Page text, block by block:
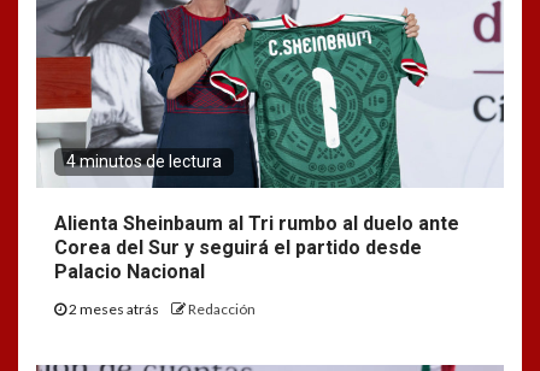
4 minutos de lectura
Alienta Sheinbaum al Tri rumbo al duelo ante
Corea del Sur y seguirá el partido desde
Palacio Nacional
2 meses atrás Redacción